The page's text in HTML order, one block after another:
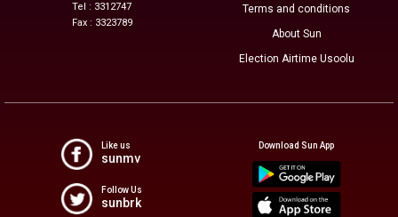
Tel : 3312747
Fax : 3323789
Terms and conditions
About Sun
Election Airtime Usoolu
Like us
sunmv
Follow Us
sunbrk
Download Sun App